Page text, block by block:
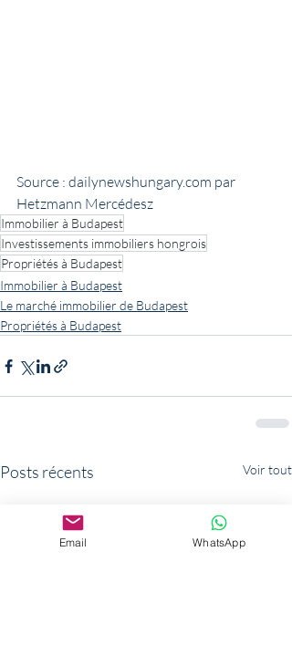
Source : dailynewshungary.com par
Hetzmann Mercédesz
Immobilier à Budapest
Investissements immobiliers hongrois
Propriétés à Budapest
Immobilier à Budapest
Le marché immobilier de Budapest
Propriétés à Budapest
Posts récents Voir tout
Email WhatsApp